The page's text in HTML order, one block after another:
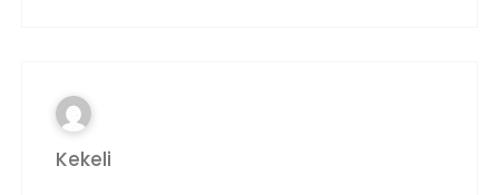
Kekeli